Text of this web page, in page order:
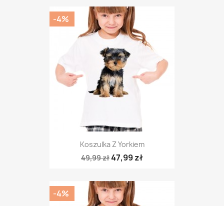
Koszulka Z Yorkiem
49,99 zł47,99 zł
-4%
-4%